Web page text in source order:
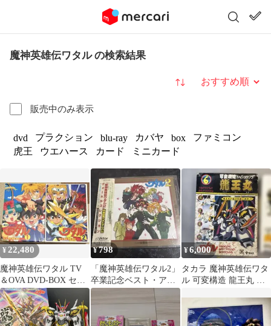
魔神英雄伝ワタル の検索結果
販売中のみ表示
並び替え
dvd プラクション blu-ray カバヤ box
ファミコン
虎王
ウエハース カード ミニカード
¥ 22,480
魔神英雄伝ワタル TV
＆OVA DVD-BOX セッ
ト
¥798
「魔神英雄伝ワタル2」
卒業記念ベスト・アル
バム～ヴォーカル・コ
レクション
¥6,000
タカラ 魔神英雄伝ワタ
ル 可変構造 龍王丸 プ